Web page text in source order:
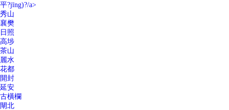
平?jīng)?/a>
秀山
襄樊
日照
高埗
茶山
麗水
花都
開封
延安
古橫欄
閘北